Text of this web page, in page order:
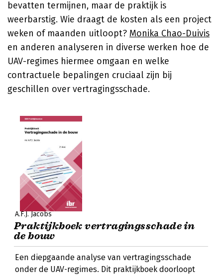
bevatten termijnen, maar de praktijk is
weerbarstig. Wie draagt de kosten als een project
weken of maanden uitloopt? Monika Chao-Duivis
en anderen analyseren in diverse werken hoe de
UAV-regimes hiermee omgaan en welke
contractuele bepalingen cruciaal zijn bij
geschillen over vertragingsschade.
A.F.J. Jacobs
Praktijkboek vertragingsschade in
de bouw
Een diepgaande analyse van vertragingsschade
onder de UAV-regimes. Dit praktijkboek doorloopt